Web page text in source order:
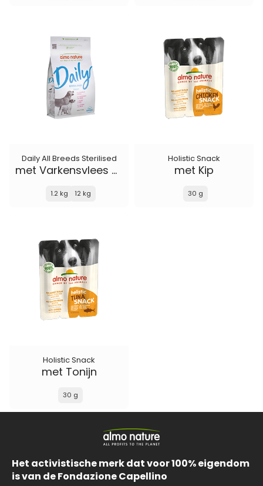
Daily All Breeds Sterilised
met Varkensvlees en Rijst
1.2 kg 12 kg
Holistic Snack
met Kip
30 g
Holistic Snack
met Tonijn
30 g
Het activistische merk dat voor 100% eigendom
is van de Fondazione Capellino